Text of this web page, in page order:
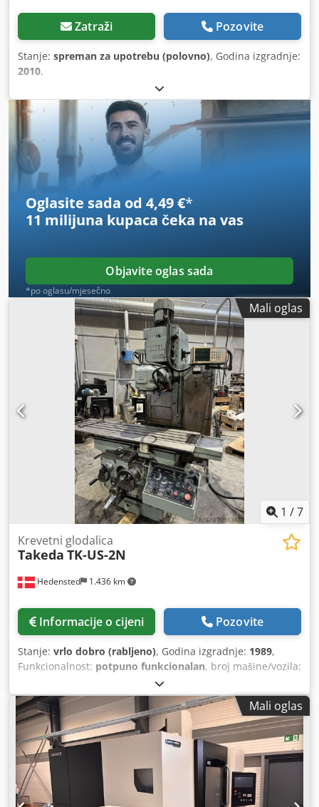
Zatraži Pozovite
Stanje: spreman za upotrebu (polovno), Godina izgradnje:
2010,
Oglasite sada od 4,49 €*
11 milijuna kupaca čeka na vas
Objavite oglas sada
*po oglasu/mjesečno
Mali oglas
1 /7
Hedensted 1.436 km
Krevetni glodalica
Takeda TK-US-2N
Informacije o cijeni Pozovite
Stanje: vrlo dobro (rabljeno), Godina izgradnje: 1989,
Funkcionalnost: potpuno funkcionalan, broj mašine/vozila:
Mali oglas